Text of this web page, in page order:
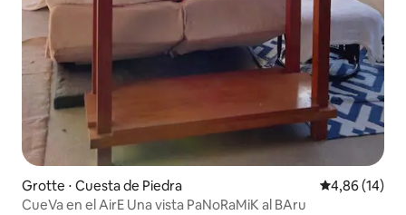
Grotte ⋅ Cuesta de Piedra Évaluation
4,86 (14)
CueVa en el AirE Una vista PaNoRaMiK al BAru